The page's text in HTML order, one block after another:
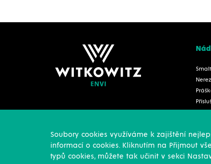
+420 724 937 609
envi@witkowitz.cz
Soubory cookies využíváme k zajištění
informací o cookies. Kliknutím na Přijmout
typů cookies, můžete tak učinit v sekci